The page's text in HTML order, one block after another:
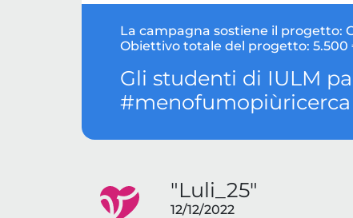
La campagna sostiene il progetto:
Obiettivo totale del progetto: 5.500
Gli studenti di IULM
#menofumopiùricerca
"Luli_25"
12/12/2022